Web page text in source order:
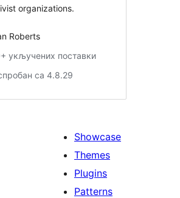
organizations.
Roberts
укључених поставки
са 4.8.29
Showcase
Themes
Plugins
Patterns